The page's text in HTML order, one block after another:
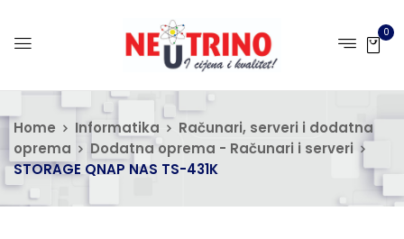
0
Home Informatika
Računari, serveri i dodatna
oprema
Dodatna oprema - Računari i serveri
STORAGE QNAP NAS TS-431K